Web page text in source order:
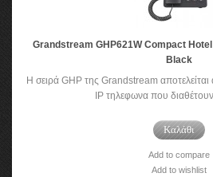
Grandstream GHP621W Compact
Black
Η σειρά GHP της Grandstream
IP τηλεφωνα που
Καλάθι
Add to compare
Add to wishlist